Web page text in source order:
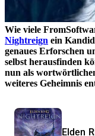
Wie viele
Nightreign ein
genaues Erforschen
selbst herausfinden
nun als
weiteres Geheimnis
Elden